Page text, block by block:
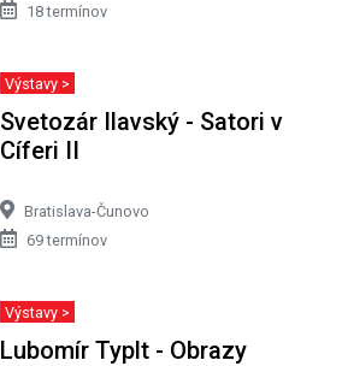
18 termínov
Výstavy >
Svetozár Ilavský - Satori v
Cíferi II
Bratislava-Čunovo
69 termínov
Výstavy >
Lubomír Typlt - Obrazy